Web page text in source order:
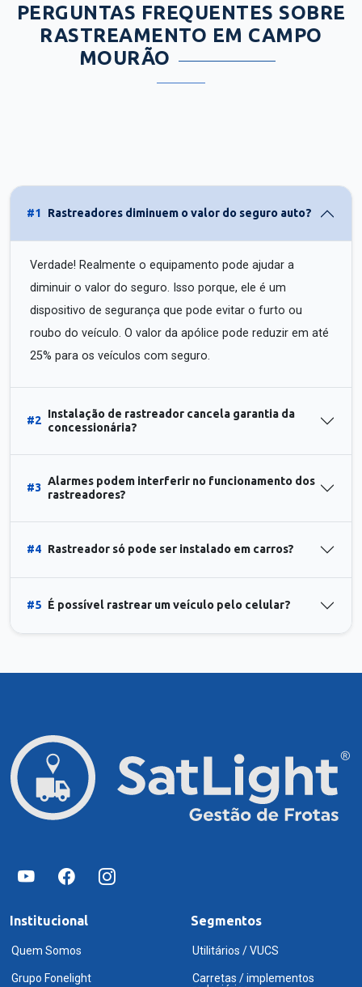
PERGUNTAS FREQUENTES SOBRE
RASTREAMENTO EM CAMPO
MOURÃO
#1 Rastreadores diminuem o valor do seguro auto?
Verdade! Realmente o equipamento pode ajudar a
diminuir o valor do seguro. Isso porque, ele é um
dispositivo de segurança que pode evitar o furto ou
roubo do veículo. O valor da apólice pode reduzir em até
25% para os veículos com seguro.
#2
Instalação de rastreador cancela garantia da
concessionária?
#3
Alarmes podem interferir no funcionamento dos
rastreadores?
#4 Rastreador só pode ser instalado em carros?
#5 É possível rastrear um veículo pelo celular?
Institucional
Quem Somos
Grupo Fonelight
Segmentos
Utilitários / VUCS
Carretas / implementos